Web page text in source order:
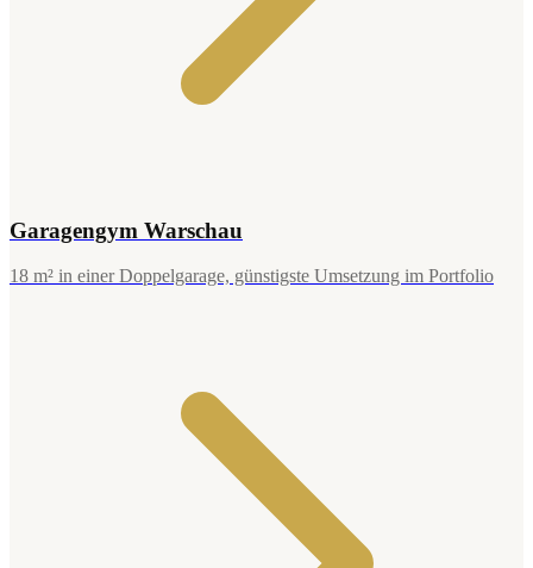
Garagengym Warschau
18 m² in einer Doppelgarage, günstigste Umsetzung im Portfolio